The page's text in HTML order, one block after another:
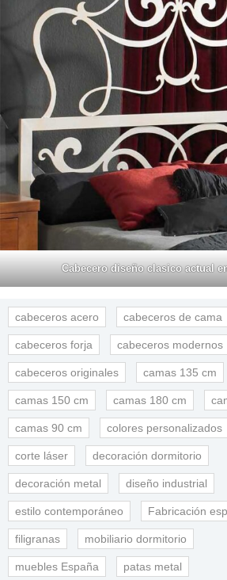
Cabecero diseño clasico actual
cabeceros acero cabeceros de cama
cabeceros forja cabeceros modernos
cabeceros originales camas 135 cm
camas 150 cm camas 180 cm
camas 90 cm colores personalizados
corte láser decoración dormitorio
decoración metal diseño industrial
estilo contemporáneo Fabricación
filigranas mobiliario dormitorio
muebles España patas metal